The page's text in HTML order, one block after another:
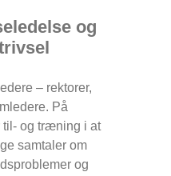
og
– rektorer,
På
til- og træning i at
samtaler om
og